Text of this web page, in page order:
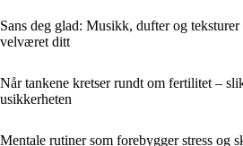
Sans deg glad: Musikk, dufter og
velværet ditt
Når tankene kretser rundt om fertilitet –
usikkerheten
Mentale rutiner som forebygger stress og